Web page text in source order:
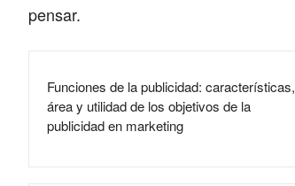
pensar.
Funciones de la publicidad: características,
área y utilidad de los objetivos de la
publicidad en marketing